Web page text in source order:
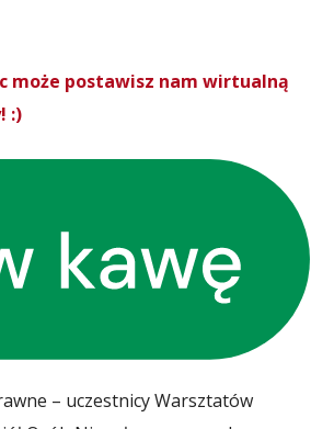
może postawisz nam wirtualną
:)
– uczestnicy Warsztatów